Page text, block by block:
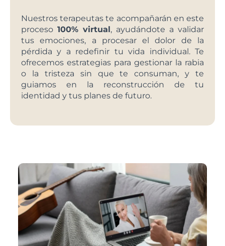
Nuestros terapeutas te acompañarán en este
proceso 100% virtual, ayudándote a validar
tus emociones, a procesar el dolor de la
pérdida y a redefinir tu vida individual. Te
ofrecemos estrategias para gestionar la rabia
o la tristeza sin que te consuman, y te
guiamos en la reconstrucción de tu
identidad y tus planes de futuro.